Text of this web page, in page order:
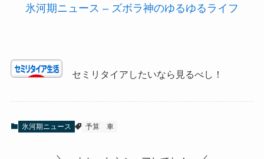
氷河期ニュース – ズボラ神のゆるゆるライフ
セミリタイアしたいなら見るべし！
氷河期ニュース 予算 車